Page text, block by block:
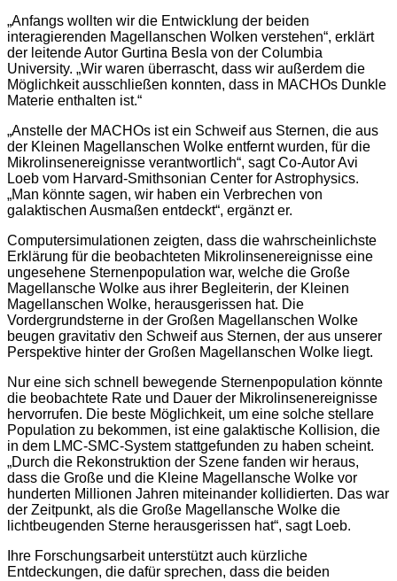
„Anfangs wollten wir die Entwicklung der beiden
interagierenden Magellanschen Wolken verstehen“, erklärt
der leitende Autor Gurtina Besla von der Columbia
University. „Wir waren überrascht, dass wir außerdem die
Möglichkeit ausschließen konnten, dass in MACHOs Dunkle
Materie enthalten ist.“
„Anstelle der MACHOs ist ein Schweif aus Sternen, die aus
der Kleinen Magellanschen Wolke entfernt wurden, für die
Mikrolinsenereignisse verantwortlich“, sagt Co-Autor Avi
Loeb vom Harvard-Smithsonian Center for Astrophysics.
„Man könnte sagen, wir haben ein Verbrechen von
galaktischen Ausmaßen entdeckt“, ergänzt er.
Computersimulationen zeigten, dass die wahrscheinlichste
Erklärung für die beobachteten Mikrolinsenereignisse eine
ungesehene Sternenpopulation war, welche die Große
Magellansche Wolke aus ihrer Begleiterin, der Kleinen
Magellanschen Wolke, herausgerissen hat. Die
Vordergrundsterne in der Großen Magellanschen Wolke
beugen gravitativ den Schweif aus Sternen, der aus unserer
Perspektive hinter der Großen Magellanschen Wolke liegt.
Nur eine sich schnell bewegende Sternenpopulation könnte
die beobachtete Rate und Dauer der Mikrolinsenereignisse
hervorrufen. Die beste Möglichkeit, um eine solche stellare
Population zu bekommen, ist eine galaktische Kollision, die
in dem LMC-SMC-System stattgefunden zu haben scheint.
„Durch die Rekonstruktion der Szene fanden wir heraus,
dass die Große und die Kleine Magellansche Wolke vor
hunderten Millionen Jahren miteinander kollidierten. Das war
der Zeitpunkt, als die Große Magellansche Wolke die
lichtbeugenden Sterne herausgerissen hat“, sagt Loeb.
Ihre Forschungsarbeit unterstützt auch kürzliche
Entdeckungen, die dafür sprechen, dass die beiden